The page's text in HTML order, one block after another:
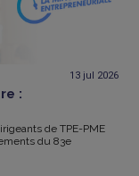
13 jul 2026
:
de TPE-PME
du 83e